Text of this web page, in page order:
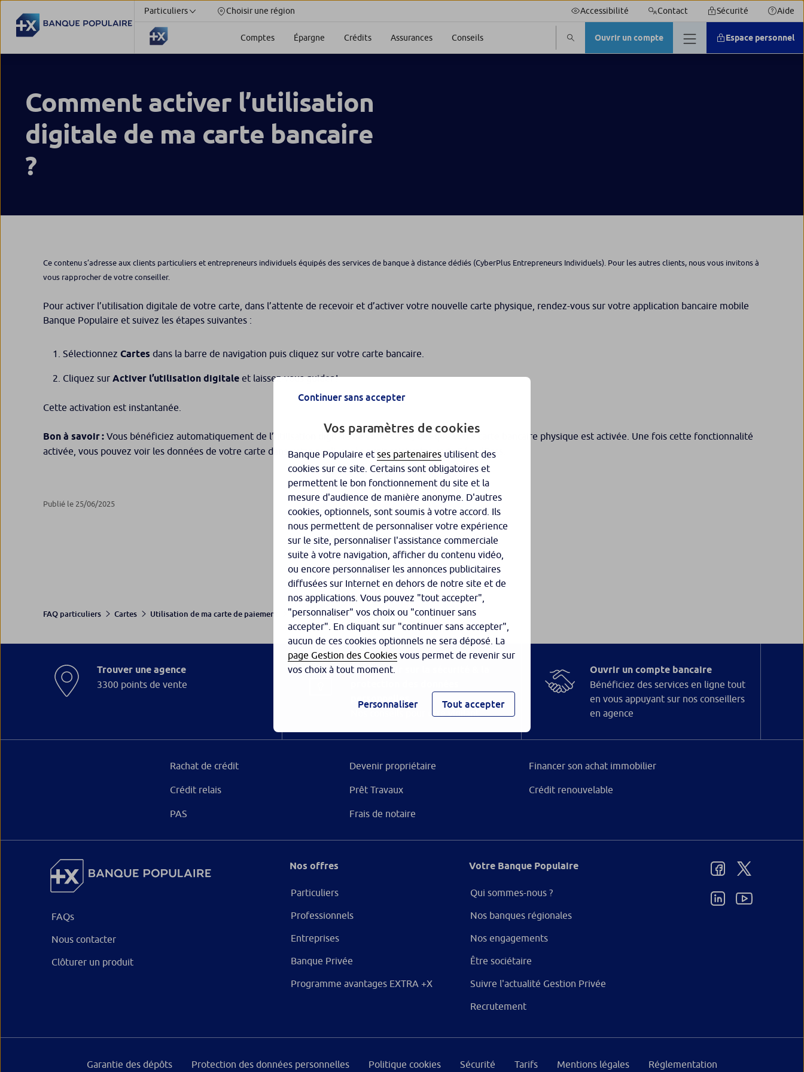
Particuliers Choisir une région Accessibilité Contact Sécurité Aide
Comptes Épargne Crédits Assurances Conseils Ouvrir un compte Espace personnel
Comment activer l’utilisation
digitale de ma carte bancaire
?
Ce contenu s’adresse aux clients particuliers et entrepreneurs individuels équipés des services de banque à distance dédiés (CyberPlus Entrepreneurs Individuels). Pour les autres clients, nous vous invitons à
vous rapprocher de votre conseiller.
Pour activer l’utilisation digitale de votre carte, dans l’attente de recevoir et d’activer votre nouvelle carte physique, rendez-vous sur votre application bancaire mobile
Banque Populaire et suivez les étapes suivantes :
Sélectionnez Cartes dans la barre de navigation puis cliquez sur votre carte bancaire.
Cliquez sur Activer l’utilisation digitale et laissez-vous guider !
Cette activation est instantanée.
Bon à savoir : Vous bénéficiez automatiquement de l’utilisation digitale de votre carte, dès que votre carte bancaire physique est activée. Une fois cette fonctionnalité
activée, vous pouvez voir les données de votre carte dans votre appli, après avoir saisi votre code Sécur’Pass.
Publié le 25/06/2025
FAQ particuliers Cartes Utilisation de ma carte de paiement Comment activer l’utilisation dig...
Trouver une agence
3300 points de vente
Tout savoir sur la sécurité & la
personnelles
Nos conseils pour être vigilant
Ouvrir un compte bancaire
Bénéficiez des services en ligne tout
en vous appuyant sur nos conseillers
en agence
Rachat de crédit Devenir propriétaire Financer son achat immobilier
Crédit relais Prêt Travaux Crédit renouvelable
PAS Frais de notaire
FAQs
Nous contacter
Clôturer un produit
Nos offres
Particuliers
Professionnels
Entreprises
Banque Privée
Programme avantages EXTRA +X
Votre Banque Populaire
Qui sommes-nous ?
Nos banques régionales
Nos engagements
Être sociétaire
Suivre l'actualité Gestion Privée
Recrutement
Garantie des dépôts Protection des données personnelles Politique cookies Sécurité Tarifs Mentions légales Réglementation
Continuer sans accepter
Vos paramètres de cookies
Banque Populaire et ses partenaires utilisent des
cookies sur ce site. Certains sont obligatoires et
permettent le bon fonctionnement du site et la
mesure d'audience de manière anonyme. D'autres
cookies, optionnels, sont soumis à votre accord. Ils
nous permettent de personnaliser votre expérience
sur le site, personnaliser l'assistance commerciale
suite à votre navigation, afficher du contenu vidéo,
ou encore personnaliser les annonces publicitaires
diffusées sur Internet en dehors de notre site et de
nos applications. Vous pouvez "tout accepter",
"personnaliser" vos choix ou "continuer sans
accepter". En cliquant sur "continuer sans accepter",
aucun de ces cookies optionnels ne sera déposé. La
page Gestion des Cookies vous permet de revenir sur
vos choix à tout moment.
Personnaliser Tout accepter